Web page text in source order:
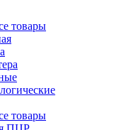
товары
товары